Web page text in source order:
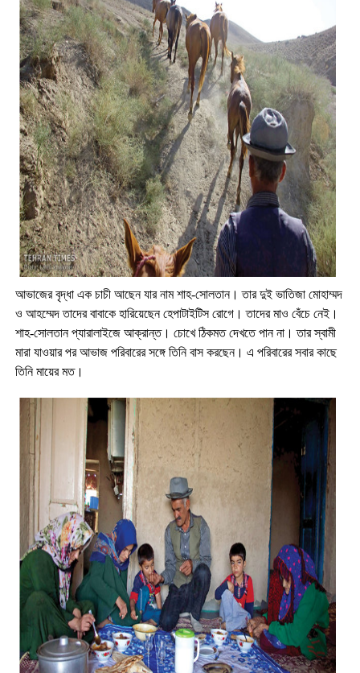
আভাজের বৃদ্ধা এক চাচী আছেন যার নাম শাহ-সোলতান। তার দুই ভাতিজা মোহাম্মদ
ও আহম্মেদ তাদের বাবাকে হারিয়েছেন হেপাটাইটিস রোগে। তাদের মাও বেঁচে নেই।
শাহ-সোলতান প্যারালাইজে আক্রান্ত। চোখে ঠিকমত দেখতে পান না। তার স্বামী
মারা যাওয়ার পর আভাজ পরিবারের সঙ্গে তিনি বাস করছেন। এ পরিবারের সবার কাছে
তিনি মায়ের মত।